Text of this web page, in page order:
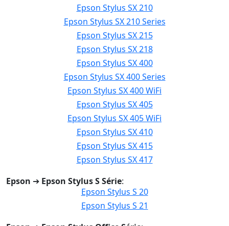
Epson Stylus SX 210
Epson Stylus SX 210 Series
Epson Stylus SX 215
Epson Stylus SX 218
Epson Stylus SX 400
Epson Stylus SX 400 Series
Epson Stylus SX 400 WiFi
Epson Stylus SX 405
Epson Stylus SX 405 WiFi
Epson Stylus SX 410
Epson Stylus SX 415
Epson Stylus SX 417
Epson ➔ Epson Stylus S Série:
Epson Stylus S 20
Epson Stylus S 21